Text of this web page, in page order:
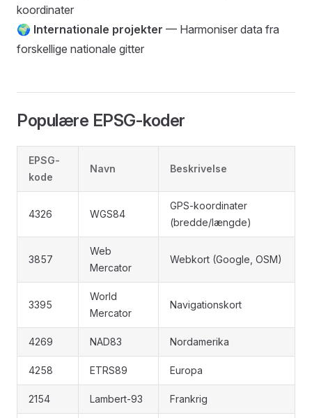
koordinater
🌍 Internationale projekter — Harmoniser data fra
forskellige nationale gitter
Populære EPSG-koder
EPSG-
kode
Navn Beskrivelse
4326 WGS84
GPS-koordinater
(bredde/længde)
3857
Web
Mercator
Webkort (Google, OSM)
3395
World
Mercator
Navigationskort
4269 NAD83 Nordamerika
4258 ETRS89 Europa
2154 Lambert-93 Frankrig